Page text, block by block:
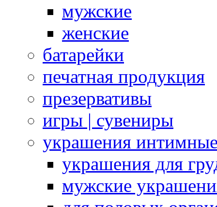
мужские
женские
батарейки
печатная продукция
презервативы
игры | сувениры
украшения
украшения для
мужские